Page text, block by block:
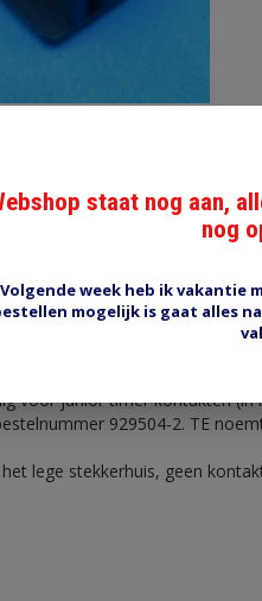
Reviews (0)
stekkerhuis
voor junior timer kontakten
929504-2. TE
lege stekkerhuis, geen
staat nog aan,
nog
Volgende week heb ik vakantie
mogelijk is gaat alles